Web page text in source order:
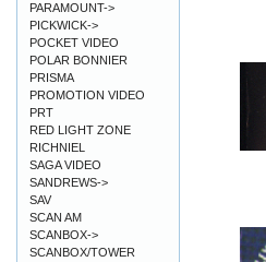
PARAMOUNT->
PICKWICK->
POCKET VIDEO
POLAR BONNIER
PRISMA
PROMOTION VIDEO
PRT
RED LIGHT ZONE
RICHNIEL
SAGA VIDEO
SANDREWS->
SAV
SCAN AM
SCANBOX->
SCANBOX/TOWER